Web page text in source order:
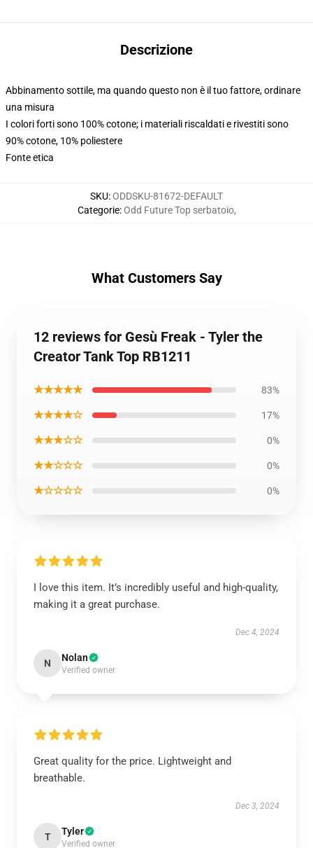
Descrizione
Abbinamento sottile, ma quando questo non è il tuo fattore, ordinare
una misura
I colori forti sono 100% cotone; i materiali riscaldati e rivestiti sono
90% cotone, 10% poliestere
Fonte etica
SKU:ODDSKU-81672-DEFAULT
Categorie:Odd Future Top serbatoio,
What Customers Say
12 reviews for Gesù Freak - Tyler the
Creator Tank Top RB1211
★★★★★ 83%
★★★★☆ 17%
★★★☆☆ 0%
★★☆☆☆ 0%
★☆☆☆☆ 0%
I love this item. It’s incredibly useful and high-quality,
making it a great purchase.
Dec 4, 2024
N Nolan
Verified owner
Great quality for the price. Lightweight and
breathable.
Dec 3, 2024
T Tyler
Verified owner